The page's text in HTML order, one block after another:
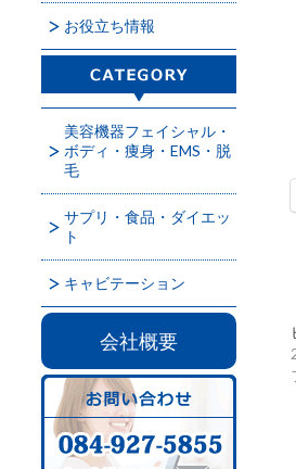
お役立ち情報
美容機器フェイシャル・
ボディ・痩身・EMS・脱
毛
サプリ・食品・ダイエッ
ト
キャビテーション
会社概要